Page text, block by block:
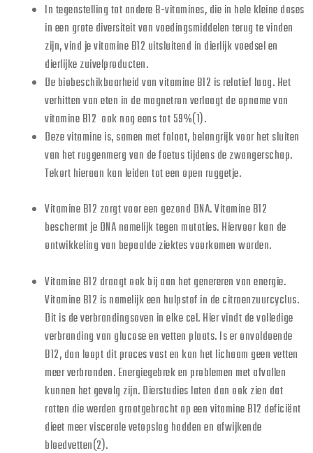
In tegenstelling tot andere B-vitamines, die in hele kleine doses
in een grote diversiteit van voedingsmiddelen terug te vinden
zijn, vind je vitamine B12 uitsluitend in dierlijk voedsel en
dierlijke zuivelproducten.
De biobeschikbaarheid van vitamine B12 is relatief laag. Het
verhitten van eten in de magnetron verlaagt de opname van
vitamine B12 ook nog eens tot 59%(1).
Deze vitamine is, samen met folaat, belangrijk voor het sluiten
van het ruggenmerg van de foetus tijdens de zwangerschap.
Tekort hieraan kan leiden tot een open ruggetje.
Vitamine B12 zorgt voor een gezond DNA. Vitamine B12
beschermt je DNA namelijk tegen mutaties. Hiervoor kan de
ontwikkeling van bepaalde ziektes voorkomen worden.
Vitamine B12 draagt ook bij aan het genereren van energie.
Vitamine B12 is namelijk een hulpstof in de citroenzuurcyclus.
Dit is de verbrandingsoven in elke cel. Hier vindt de volledige
verbranding van glucose en vetten plaats. Is er onvoldoende
B12, dan loopt dit proces vast en kan het lichaam geen vetten
meer verbranden. Energiegebrek en problemen met afvallen
kunnen het gevolg zijn. Dierstudies laten dan ook zien dat
ratten die werden grootgebracht op een vitamine B12 deficiënt
dieet meer viscerale vetopslag hadden en afwijkende
bloedvetten(2).